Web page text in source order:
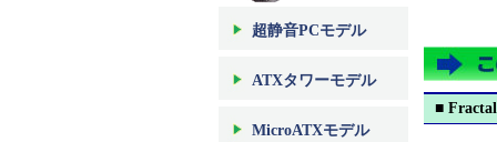
超静音PCモデル
ATXタワーモデル
MicroATXモデル
■